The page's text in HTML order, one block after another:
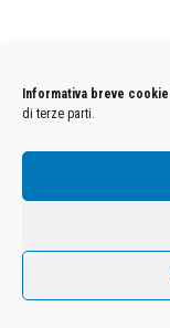
Informativa breve cookie
di terze parti.